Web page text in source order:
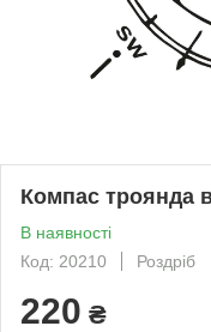
Компас троянда
В наявності
Код: 20210
Роздріб
220 ₴